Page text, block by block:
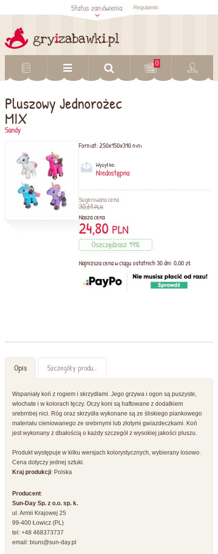
Sprawdź status
zamówienia
Status zamówienia Regulamin
0
Pluszowy Jednorożec
MIX
Sandy
Format:250x150x310 mm
Wysyłka:
Niedostępna
Sugerowana cena
30,61PLN
Nasza cena
24,80 PLN
Oszczędzasz 19%
Najniższa cena w ciągu ostatnich 30 dni: 0,00 zł
Opis Szczegóły produktu
Wspaniały koń z rogiem i skrzydłami. Jego grzywa i ogon są puszyste,
włochate i w kolorach tęczy. Oczy koni są haftowane z dodatkiem
srebrnbej nici. Róg oraz skrzydła wykonane są ze śliskiego piankowego
materiału cieniowanego ze srebrnymi lub złotymi gwiazdeczkami. Koń
jest wykonany z dbałością o każdy szczegół z wysokiej jakości pluszu.
Produkt występuje w kilku wersjach kolorystycznych, wybierany losowo.
Cena dotyczy jednej sztuki.
Kraj produkcji: Polska
Producent:
Sun-Day Sp. z o.o. sp. k.
ul. Armii Krajowej 25
99-400 Łowicz (PL)
tel: +48 468373737
email: biuro@sun-day.pl